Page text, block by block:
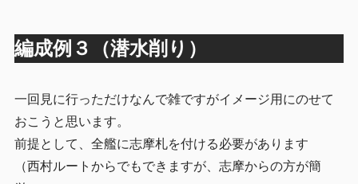
編成例３（潜水削り）
一回見に行っただけなんで雑ですがイメージ用にのせて
おこうと思います。
前提として、全艦に志摩札を付ける必要があります
（西村ルートからでもできますが、志摩からの方が簡